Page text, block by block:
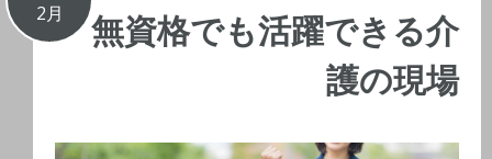
2月
無資格でも活躍できる介
護の現場